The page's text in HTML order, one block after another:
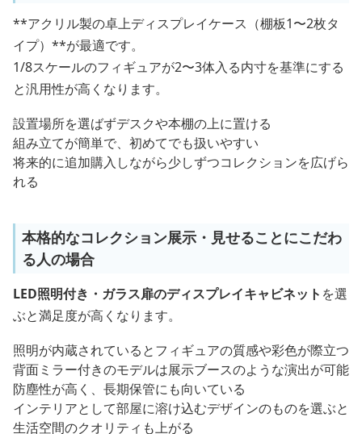
**アクリル製の卓上ディスプレイケース（棚板1〜2枚タ
イプ）**が最適です。
1/8スケールのフィギュアが2〜3体入る内寸を基準にする
と汎用性が高くなります。
設置場所を選ばずデスクや本棚の上に置ける
組み立てが簡単で、初めてでも扱いやすい
将来的に追加購入しながら少しずつコレクションを広げら
れる
本格的なコレクション展示・見せることにこだわ
る人の場合
LED照明付き・ガラス扉のディスプレイキャビネット を選
ぶと満足度が高くなります。
照明が内蔵されているとフィギュアの質感や彩色が際立つ
背面ミラー付きのモデルは展示ブースのような演出が可能
防塵性が高く、長期保管にも向いている
インテリアとして部屋に溶け込むデザインのものを選ぶと
生活空間のクオリティも上がる